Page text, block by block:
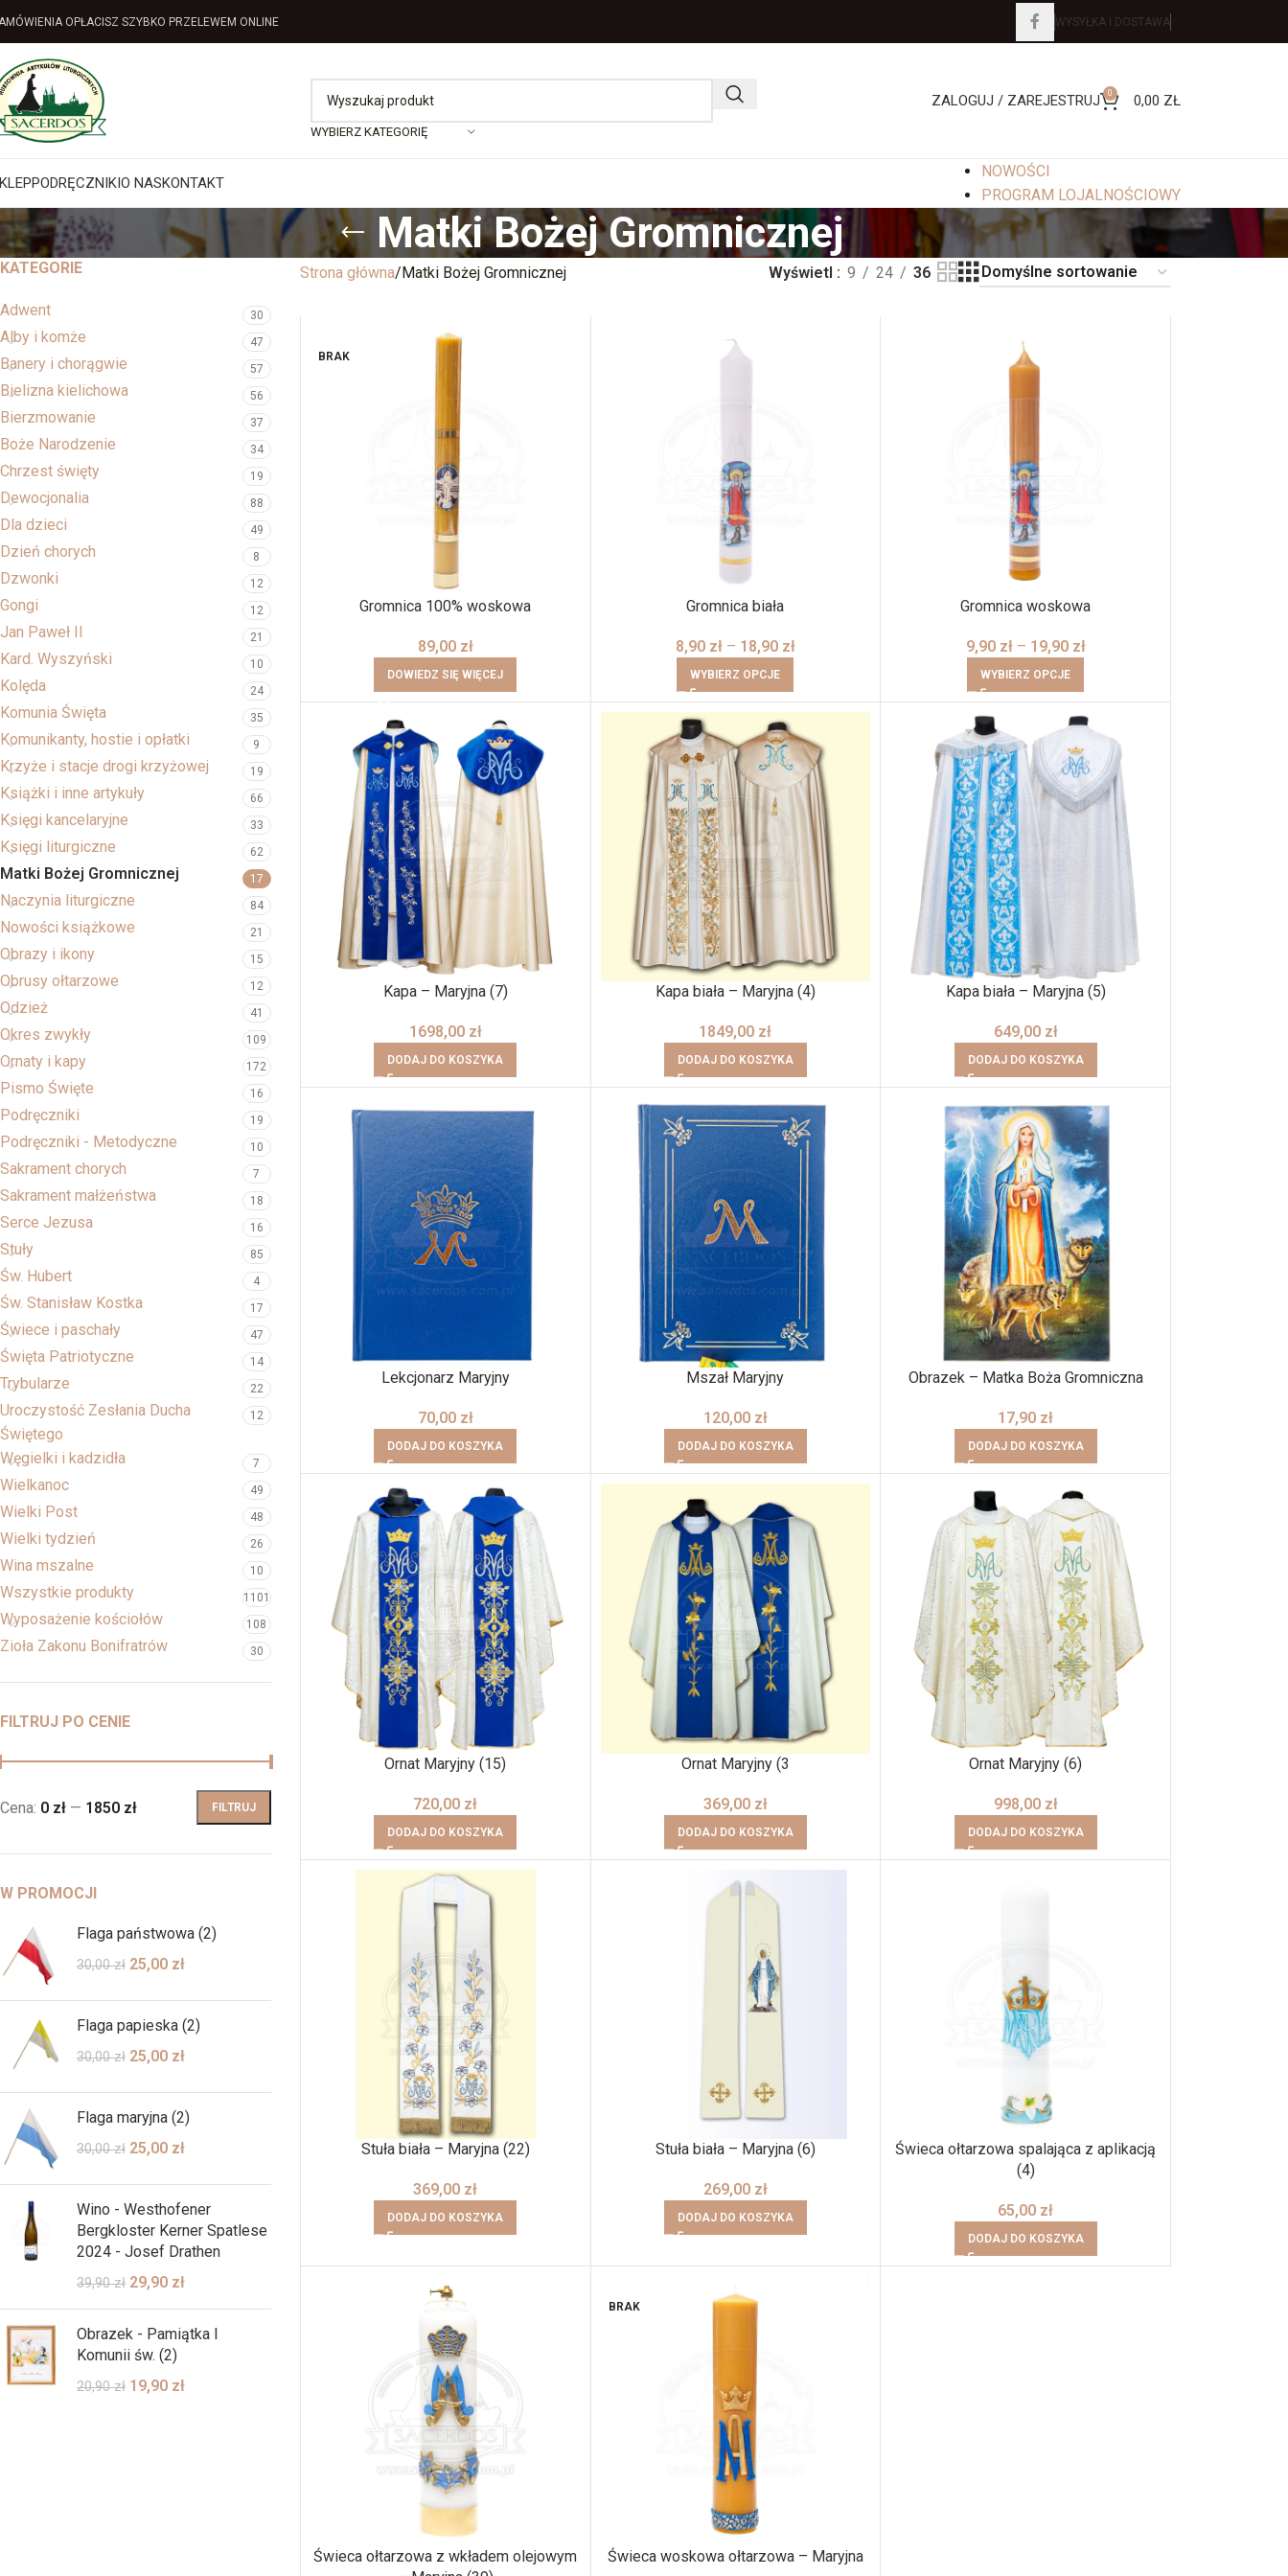
OPŁACISZ SZYBKO PRZELEWEM ONLINE WYSYŁKA I DOSTAWA
WYBIERZ KATEGORIĘ
ZALOGUJ / ZAREJESTRUJ 0 0,00 ZŁ
PODRĘCZNIKIO NASKONTAKT
NOWOŚCI
PROGRAM LOJALNOŚCIOWY
Matki Bożej Gromnicznej
KATEGORIE
Adwent 30
Alby i komże 47
Banery i chorągwie 57
Bielizna kielichowa 56
Bierzmowanie 37
Boże Narodzenie 34
Chrzest święty 19
Dewocjonalia 88
Dla dzieci 49
Dzień chorych 8
Dzwonki 12
Gongi 12
Jan Paweł II 21
Kard. Wyszyński 10
Kolęda 24
Komunia Święta 35
Komunikanty, hostie i opłatki 9
Krzyże i stacje drogi krzyżowej 19
Książki i inne artykuły 66
Księgi kancelaryjne 33
Księgi liturgiczne 62
Matki Bożej Gromnicznej 17
Naczynia liturgiczne 84
Nowości książkowe 21
Obrazy i ikony 15
Obrusy ołtarzowe 12
Odzież 41
Okres zwykły 109
Ornaty i kapy 172
Pismo Święte 16
Podręczniki 19
Podręczniki - Metodyczne 10
Sakrament chorych 7
Sakrament małżeństwa 18
Serce Jezusa 16
Stuły 85
Św. Hubert 4
Św. Stanisław Kostka 17
Świece i paschały 47
Święta Patriotyczne 14
Trybularze 22
Uroczystość Zesłania Ducha
Świętego
12
Węgielki i kadzidła 7
Wielkanoc 49
Wielki Post 48
Wielki tydzień 26
Wina mszalne 10
Wszystkie produkty 1101
Wyposażenie kościołów 108
Zioła Zakonu Bonifratrów 30
FILTRUJ PO CENIE
FILTRUJ
Cena: 0 zł — 1850 zł
W PROMOCJI
Flaga państwowa (2)
30,00zł 25,00 zł
Flaga papieska (2)
30,00zł 25,00 zł
Flaga maryjna (2)
30,00zł 25,00 zł
Wino - Westhofener
Bergkloster Kerner Spatlese
2024 - Josef Drathen
39,90zł 29,90 zł
Obrazek - Pamiątka I
Komunii św. (2)
20,90zł 19,90 zł
Strona główna Matki Bożej Gromnicznej Wyświetl 9 24 36
BRAK
Gromnica 100% woskowa
89,00 zł
DOWIEDZ SIĘ WIĘCEJ
Gromnica biała
8,90 zł – 18,90 zł
WYBIERZ OPCJE
Gromnica woskowa
9,90 zł – 19,90 zł
WYBIERZ OPCJE
Kapa – Maryjna (7)
1698,00 zł
DODAJ DO KOSZYKA
Kapa biała – Maryjna (4)
1849,00 zł
DODAJ DO KOSZYKA
Kapa biała – Maryjna (5)
649,00 zł
DODAJ DO KOSZYKA
Lekcjonarz Maryjny
70,00 zł
DODAJ DO KOSZYKA
Mszał Maryjny
120,00 zł
DODAJ DO KOSZYKA
Obrazek – Matka Boża Gromniczna
17,90 zł
DODAJ DO KOSZYKA
Ornat Maryjny (15)
720,00 zł
DODAJ DO KOSZYKA
Ornat Maryjny (3
369,00 zł
DODAJ DO KOSZYKA
Ornat Maryjny (6)
998,00 zł
DODAJ DO KOSZYKA
Stuła biała – Maryjna (22)
369,00 zł
DODAJ DO KOSZYKA
Stuła biała – Maryjna (6)
269,00 zł
DODAJ DO KOSZYKA
Świeca ołtarzowa spalająca z aplikacją
(4)
65,00 zł
DODAJ DO KOSZYKA
Świeca ołtarzowa z wkładem olejowym
BRAK
Świeca woskowa ołtarzowa – Maryjna